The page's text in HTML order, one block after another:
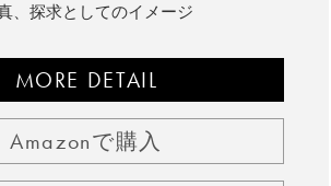
、探求としてのイメージ
MORE DETAIL
Amazonで購入